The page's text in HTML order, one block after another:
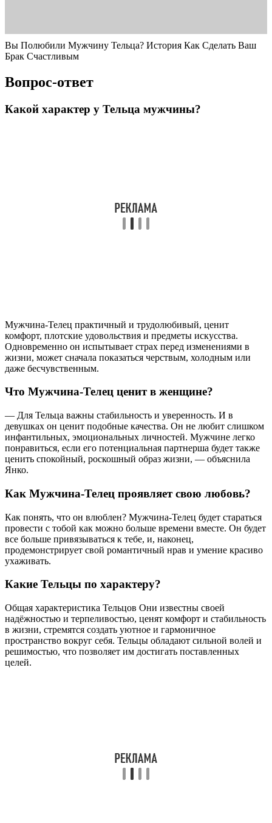
Вы Полюбили Мужчину Тельца? История Как Сделать Ваш
Брак Счастливым
Вопрос-ответ
Какой характер у Тельца мужчины?
Мужчина-Телец практичный и трудолюбивый, ценит
комфорт, плотские удовольствия и предметы искусства.
Одновременно он испытывает страх перед изменениями в
жизни, может сначала показаться черствым, холодным или
даже бесчувственным.
Что Мужчина-Телец ценит в женщине?
— Для Тельца важны стабильность и уверенность. И в
девушках он ценит подобные качества. Он не любит слишком
инфантильных, эмоциональных личностей. Мужчине легко
понравиться, если его потенциальная партнерша будет также
ценить спокойный, роскошный образ жизни, — объяснила
Янко.
Как Мужчина-Телец проявляет свою любовь?
Как понять, что он влюблен? Мужчина-Телец будет стараться
провести с тобой как можно больше времени вместе. Он будет
все больше привязываться к тебе, и, наконец,
продемонстрирует свой романтичный нрав и умение красиво
ухаживать.
Какие Тельцы по характеру?
Общая характеристика Тельцов Они известны своей
надёжностью и терпеливостью, ценят комфорт и стабильность
в жизни, стремятся создать уютное и гармоничное
пространство вокруг себя. Тельцы обладают сильной волей и
решимостью, что позволяет им достигать поставленных
целей.